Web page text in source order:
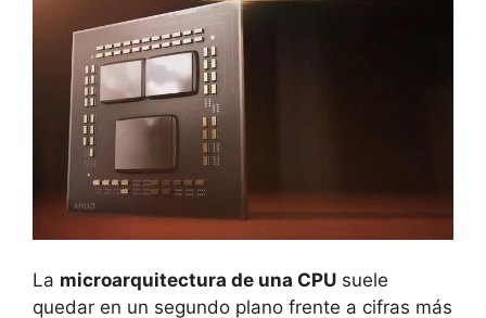
La microarquitectura de una CPU suele
quedar en un segundo plano frente a cifras más